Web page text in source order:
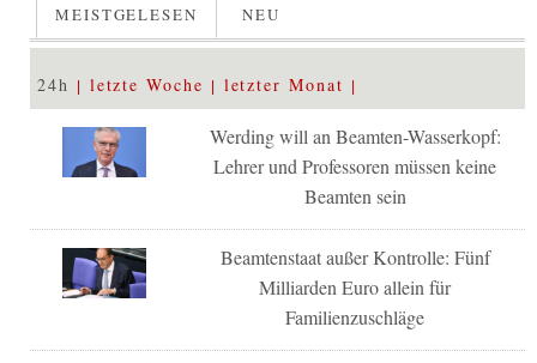
MEISTGELESEN NEU
24h letzte Woche letzter Monat
Werding will an Beamten-Wasserkopf:
Lehrer und Professoren müssen keine
Beamten sein
Beamtenstaat außer Kontrolle: Fünf
Milliarden Euro allein für
Familienzuschläge